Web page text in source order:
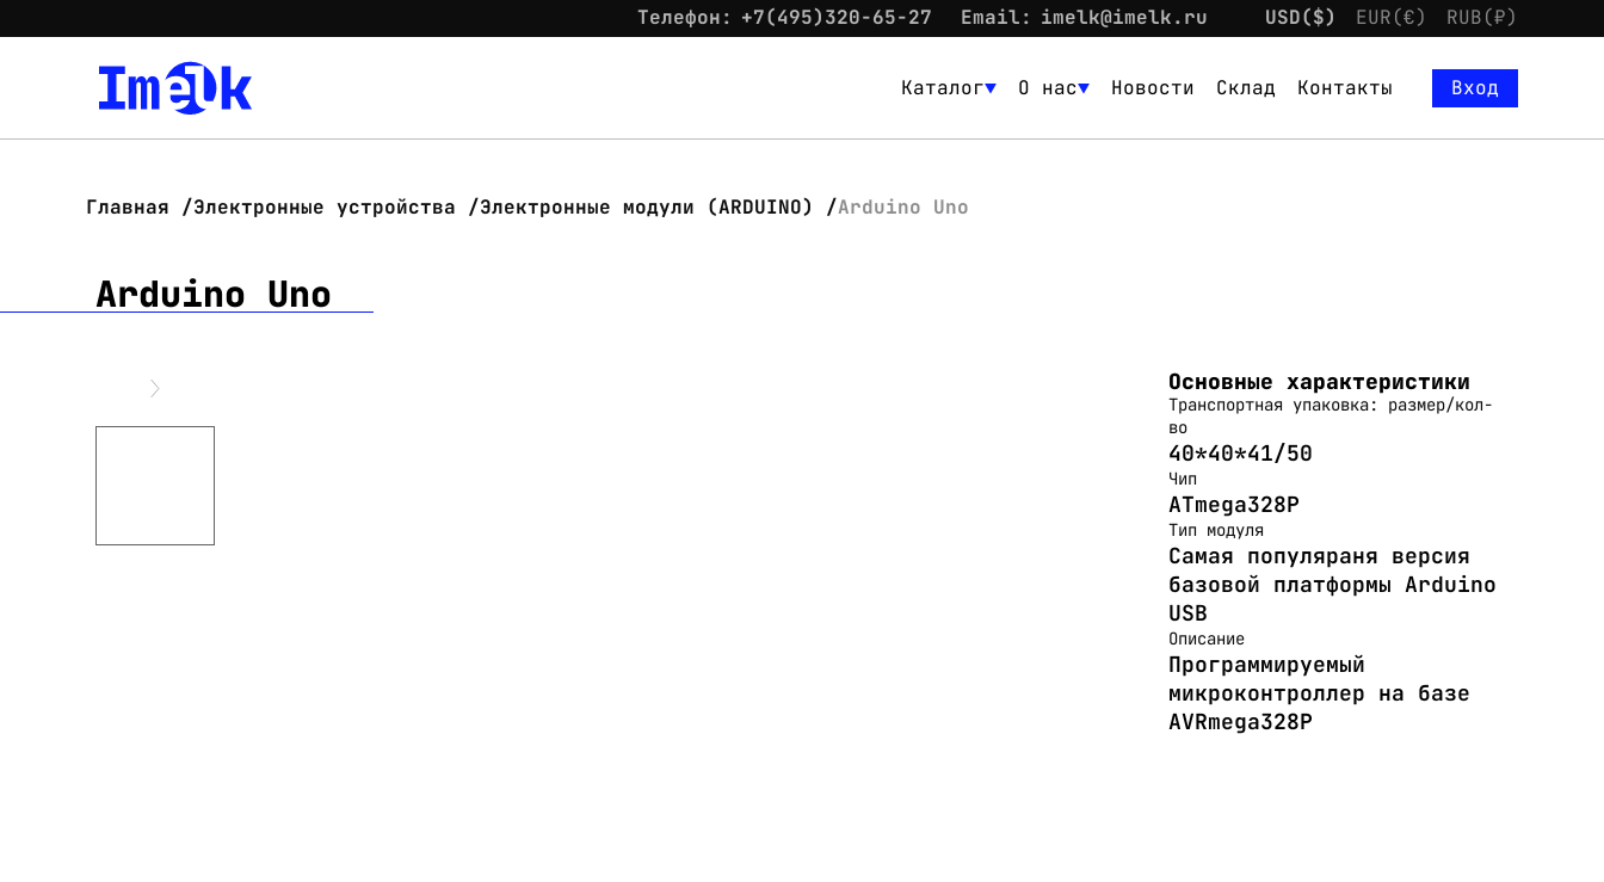
Телефон: +7(495)320-65-27 Email: imelk@imelk.ru USD($) EUR(€) RUB(₽)
Каталог О нас Новости Склад Контакты
Вход
Главная Электронные устройства Электронные модули (ARDUINO) Arduino Uno
Arduino Uno
Основные характеристики
Транспортная упаковка: размер/кол-
во
40*40*41/50
Чип
ATmega328P
Тип модуля
Самая популяраня версия
базовой платформы Arduino
USB
Описание
Программируемый
микроконтроллер на базе
AVRmega328P